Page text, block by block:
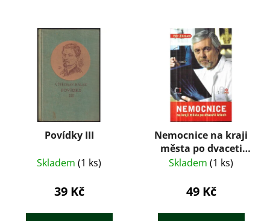
Povídky III
Skladem (1 ks)
39 Kč
Nemocnice na kraji
města po dvaceti
letech : televizní
stejnojmenného
Skladem (1 ks)
49 Kč